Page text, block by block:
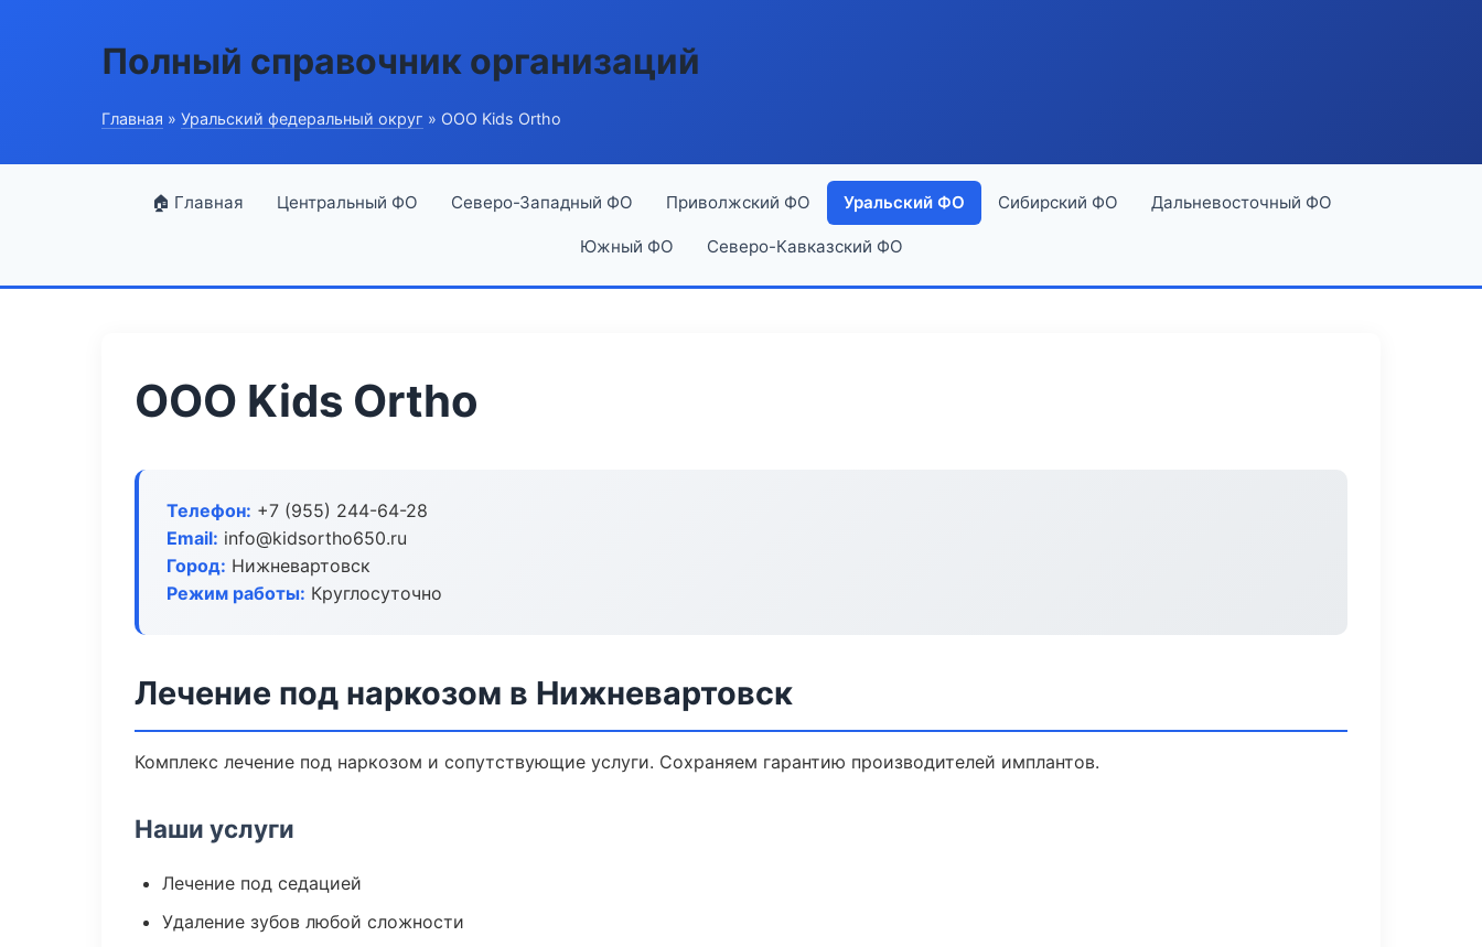
Полный справочник организаций
Главная » Уральский федеральный округ » ООО Kids Ortho
🏠 Главная Центральный ФО Северо-Западный ФО Приволжский ФО Уральский ФО Сибирский ФО Дальневосточный ФО
Южный ФО Северо-Кавказский ФО
ООО Kids Ortho
Телефон: +7 (955) 244-64-28
Email: info@kidsortho650.ru
Город: Нижневартовск
Режим работы: Круглосуточно
Лечение под наркозом в Нижневартовск
Комплекс лечение под наркозом и сопутствующие услуги. Сохраняем гарантию производителей имплантов.
Наши услуги
Лечение под седацией
Удаление зубов любой сложности